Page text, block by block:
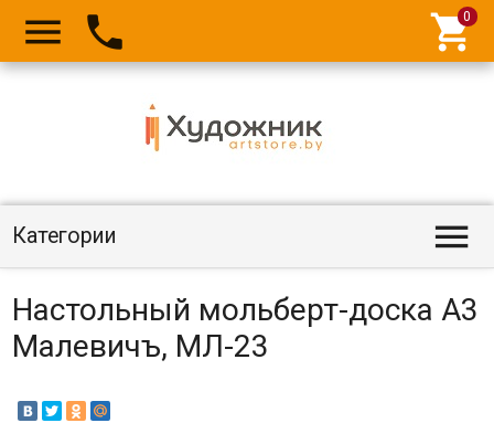
  
Категории 
Настольный мольберт-доска А3
Малевичъ, МЛ-23